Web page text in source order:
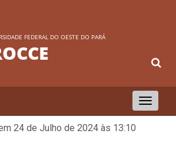
FEDERAL DO OESTE DO PARÁ
Toggle
navigation
24 de Julho de 2024 às 13:10